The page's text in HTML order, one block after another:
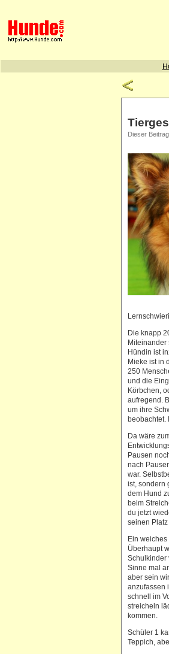
Dieser
Die knapp
Hündin ist
Mieke ist in
250
und die
Körbchen,
aufregend.
um ihre
beobachtet.
Da wäre
Pausen
nach
war.
ist, sondern
dem Hund
beim
du jetzt
seinen
Ein
Überhaupt
Schulkinder
Sinne mal
aber sein
anzufassen
schnell im
streicheln
kommen.
Schüler 1
Teppich,